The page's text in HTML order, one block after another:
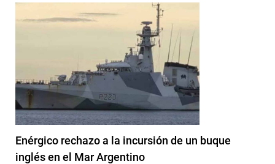
Enérgico rechazo a la incursión de un buque
inglés en el Mar Argentino